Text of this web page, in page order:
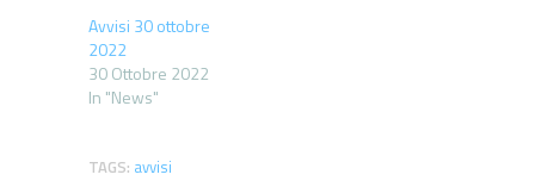
Avvisi 30 ottobre
2022
30 Ottobre 2022
In "News"
TAGS: avvisi